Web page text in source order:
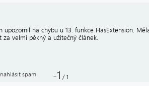
upozornil na chybu u 13. funkce HasExtension.
za velmi pěkný a užitečný článek.
nahlásit spam -1 / 1